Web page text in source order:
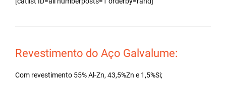
Revestimento do Aço Galvalume:
Com revestimento 55% Al-Zn, 43,5%Zn e 1,5%Si;